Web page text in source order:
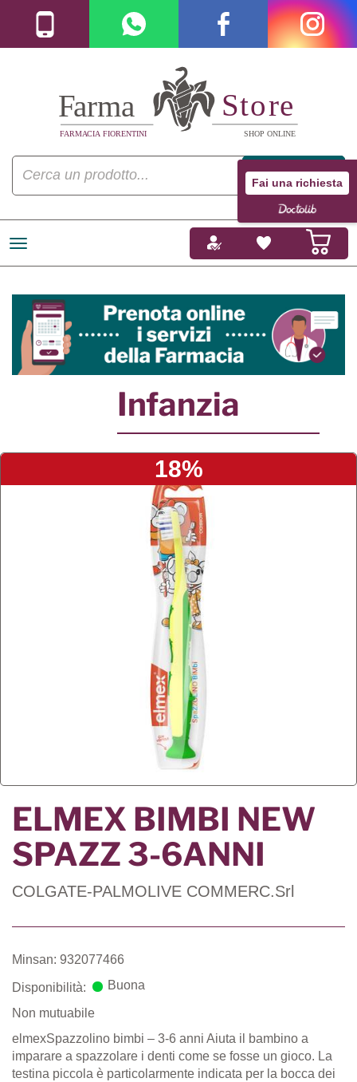
Fai una richiesta
Infanzia
18%
ELMEX BIMBI NEW
SPAZZ 3-6ANNI
COLGATE-PALMOLIVE COMMERC.Srl
Minsan: 932077466
Disponibilità: Buona
Non mutuabile
elmexSpazzolino bimbi – 3-6 anni Aiuta il bambino a
imparare a spazzolare i denti come se fosse un gioco. La
testina piccola è particolarmente indicata per la bocca dei